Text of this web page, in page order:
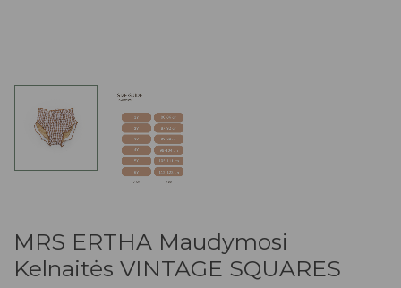
MRS ERTHA Maudymosi
Kelnaitės VINTAGE SQUARES